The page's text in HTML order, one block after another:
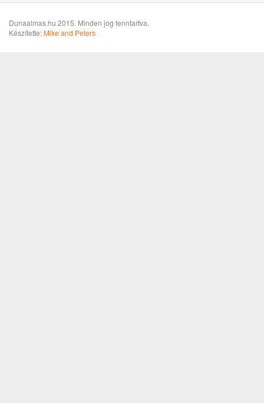
Dunaalmas.hu 2015. Minden jog fenntartva.
Készítette:Mike and Peters